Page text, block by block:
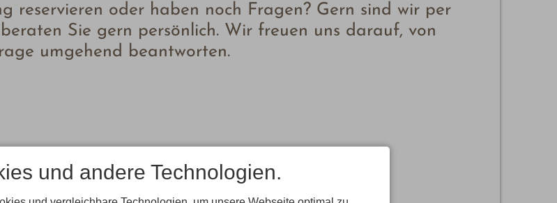
reservieren oder haben noch Fragen? Gern sind wir per
Sie gern persönlich. Wir freuen uns darauf, von
umgehend beantworten.
und andere Technologien.